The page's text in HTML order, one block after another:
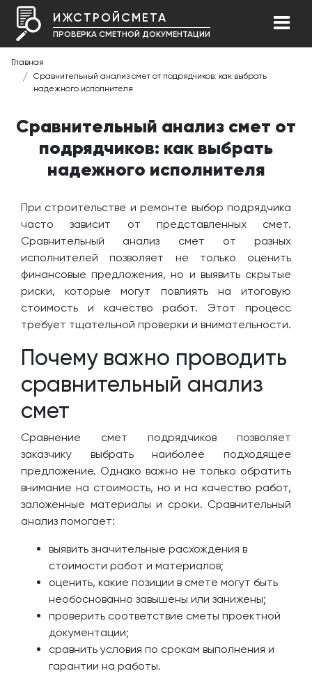
ИЖСТРОЙСМЕТА
ПРОВЕРКА СМЕТНОЙ ДОКУМЕНТАЦИИ
Главная
Сравнительный анализ смет от подрядчиков: как выбрать
надежного исполнителя
Сравнительный анализ смет от
подрядчиков: как выбрать
надежного исполнителя
При строительстве и ремонте выбор подрядчика
часто зависит от представленных смет.
Сравнительный анализ смет от разных
исполнителей позволяет не только оценить
финансовые предложения, но и выявить скрытые
риски, которые могут повлиять на итоговую
стоимость и качество работ. Этот процесс
требует тщательной проверки и внимательности.
Почему важно проводить
сравнительный анализ
смет
Сравнение смет подрядчиков позволяет
заказчику выбрать наиболее подходящее
предложение. Однако важно не только обратить
внимание на стоимость, но и на качество работ,
заложенные материалы и сроки. Сравнительный
анализ помогает:
выявить значительные расхождения в
стоимости работ и материалов;
оценить, какие позиции в смете могут быть
необоснованно завышены или занижены;
проверить соответствие сметы проектной
документации;
сравнить условия по срокам выполнения и
гарантии на работы.